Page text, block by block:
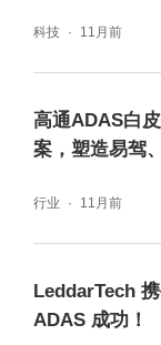
科技 11月前
高通ADAS白
案，塑造易驾
行业 11月前
LeddarTech
ADAS 成功！